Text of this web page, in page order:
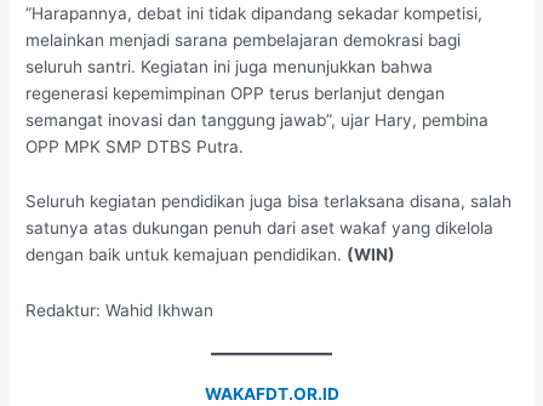
“Harapannya, debat ini tidak dipandang sekadar kompetisi,
melainkan menjadi sarana pembelajaran demokrasi bagi
seluruh santri. Kegiatan ini juga menunjukkan bahwa
regenerasi kepemimpinan OPP terus berlanjut dengan
semangat inovasi dan tanggung jawab”, ujar Hary, pembina
OPP MPK SMP DTBS Putra.
Seluruh kegiatan pendidikan juga bisa terlaksana disana, salah
satunya atas dukungan penuh dari aset wakaf yang dikelola
dengan baik untuk kemajuan pendidikan. (WIN)
Redaktur: Wahid Ikhwan
WAKAFDT.OR.ID